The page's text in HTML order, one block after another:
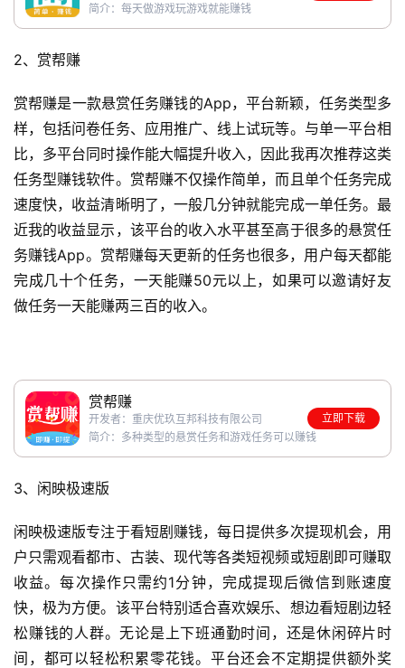
简介：每天做游戏玩游戏就能赚钱
2、赏帮赚
赏帮赚是一款悬赏任务赚钱的App，平台新颖，任务类型多
样，包括问卷任务、应用推广、线上试玩等。与单一平台相
比，多平台同时操作能大幅提升收入，因此我再次推荐这类
任务型赚钱软件。赏帮赚不仅操作简单，而且单个任务完成
速度快，收益清晰明了，一般几分钟就能完成一单任务。最
近我的收益显示，该平台的收入水平甚至高于很多的悬赏任
务赚钱App。赏帮赚每天更新的任务也很多，用户每天都能
完成几十个任务，一天能赚50元以上，如果可以邀请好友
做任务一天能赚两三百的收入。
赏帮赚
开发者：重庆优玖互邦科技有限公司
简介：多种类型的悬赏任务和游戏任务可以赚钱
立即下载
3、闲映极速版
闲映极速版专注于看短剧赚钱，每日提供多次提现机会，用
户只需观看都市、古装、现代等各类短视频或短剧即可赚取
收益。每次操作只需约1分钟，完成提现后微信到账速度
快，极为方便。该平台特别适合喜欢娱乐、想边看短剧边轻
松赚钱的人群。无论是上下班通勤时间，还是休闲碎片时
间，都可以轻松积累零花钱。平台还会不定期提供额外奖